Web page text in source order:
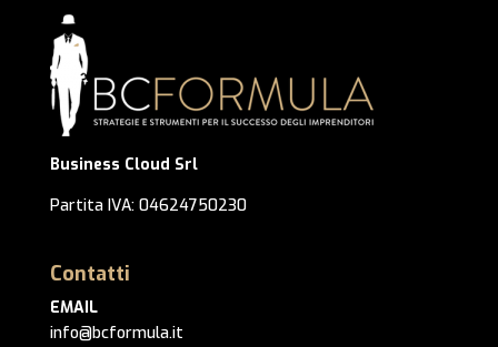
Business Cloud Srl
Partita IVA: 04624750230
Contatti
EMAIL
info@bcformula.it